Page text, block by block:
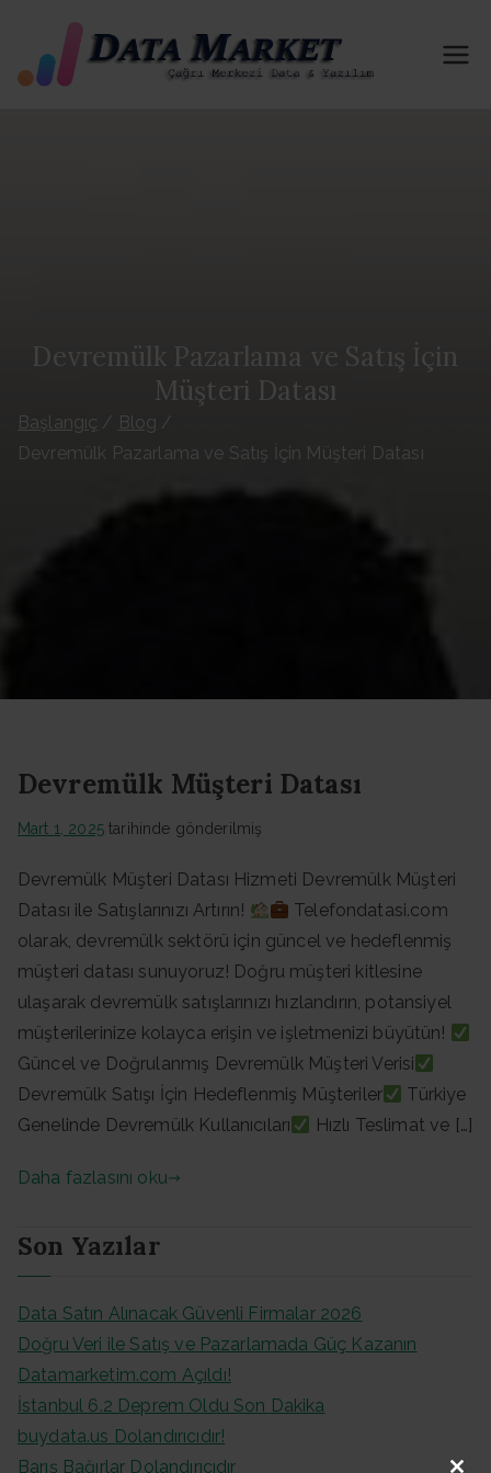
Satı
B2B-B2C
e Aktif
Portföy
Devremülk Pazarlama ve Satış İçin
Müşteri Datası
Başlangıç
Blog
Devremülk Pazarlama ve Satış İçin Müşteri Datası
Devremülk Müşteri Datası
Mart 1, 2025tarihinde gönderilmiş
Devremülk Müşteri Datası Hizmeti Devremülk Müşteri
Datası ile Satışlarınızı Artırın!
Telefondatasi.com
olarak, devremülk sektörü için güncel ve hedeflenmiş
müşteri datası sunuyoruz! Doğru müşteri kitlesine
ulaşarak devremülk satışlarınızı hızlandırın, potansiyel
müşterilerinize kolayca erişin ve işletmenizi büyütün!
Güncel ve Doğrulanmış Devremülk Müşteri Verisi
Devremülk Satışı İçin Hedeflenmiş Müşteriler
Türkiye
Genelinde Devremülk Kullanıcıları
Hızlı Teslimat ve […]
Daha fazlasını oku
Son Yazılar
Data Satın Alınacak Güvenli Firmalar 2026
Doğru Veri ile Satış ve Pazarlamada Güç Kazanın
Datamarketim.com Açıldı!
İstanbul 6.2 Deprem Oldu Son Dakika
buydata.us Dolandırıcıdır!
Barış Bağırlar Dolandırıcıdır